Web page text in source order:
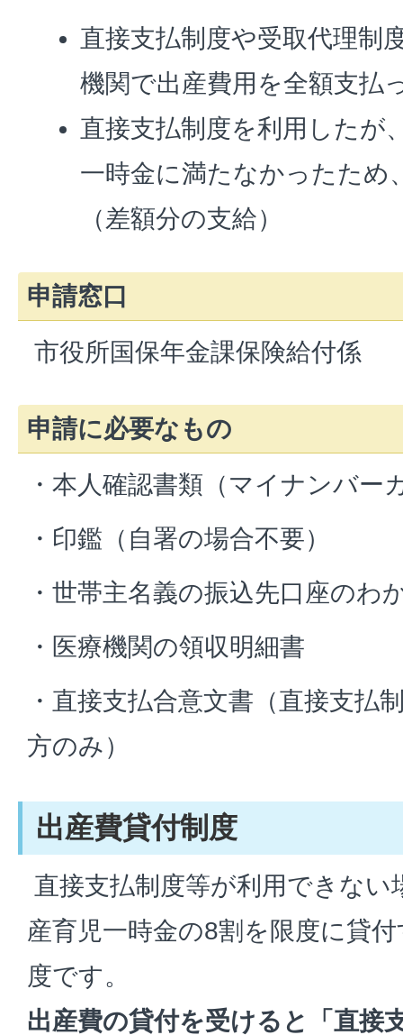
直接支払制度や受取代理制
機関で出産費用を全額支払
直接支払制度を利用したが
一時金に満たなかったため
（差額分の支給）
申請窓口
市役所国保年金課保険給付係
申請に必要なもの
・本人確認書類（マイナンバー
・印鑑（自署の場合不要）
・世帯主名義の振込先口座のわ
・医療機関の領収明細書
・直接支払合意文書（直接支払
方のみ）
出産費貸付制度
直接支払制度等が利用できない
産育児一時金の8割を限度に貸
度です。
出産費の貸付を受けると「直接